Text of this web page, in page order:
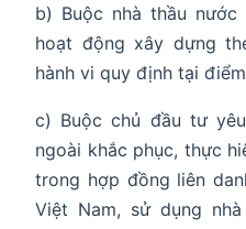
b) Buộc nhà thầu
hoạt động xây dựng
hành vi quy định tại
c) Buộc chủ đầu tư
ngoài khắc phục, thực
trong hợp đồng liên
Việt Nam, sử dụng